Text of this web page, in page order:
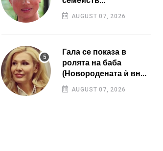
AUGUST 07, 2026
Гала се показа в
ролята на баба
(Новородената ѝ вн...
AUGUST 07, 2026